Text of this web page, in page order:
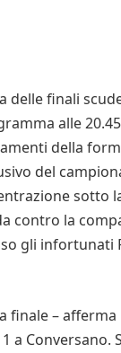
delle finali
alle
della
del
sotto
contro la
gli infortunati
finale –
Conversano.